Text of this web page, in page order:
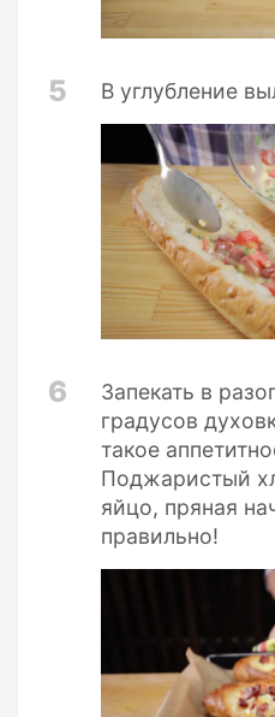
5 В углубление
6
Запекать в
градусов
такое
Поджаристый
яйцо, пряная
правильно!